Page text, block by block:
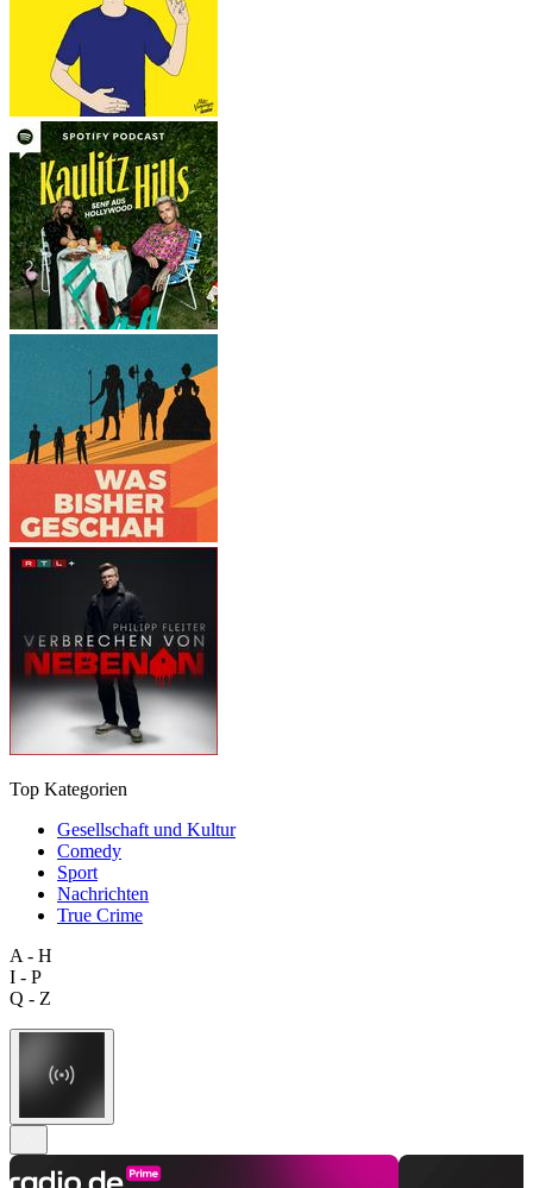
Top Kategorien
Gesellschaft und Kultur
Comedy
Sport
Nachrichten
True Crime
A - H
I - P
Q - Z